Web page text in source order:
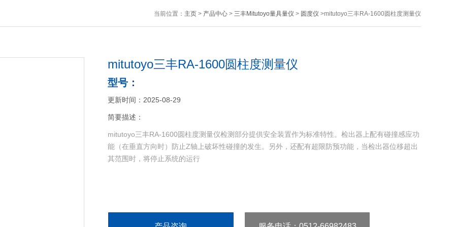
当前位置： 主页> 产品中心> 三丰Mitutoyo量具量仪 > 圆度仪 >mitutoyo三丰RA-1600圆柱度测量仪
mitutoyo三丰RA-1600圆柱度测量仪
型号：
更新时间：2025-08-29
简要描述：
mitutoyo三丰RA-1600圆柱度测量仪检测部分提供安全装置作为标准特性。检出器上配有碰撞感应功
能（在垂直方向时）防止Z轴上破坏性碰撞的发生。另外，还配有超限防预功能，当检出器位移超出
其范围时，将停止系统的运行